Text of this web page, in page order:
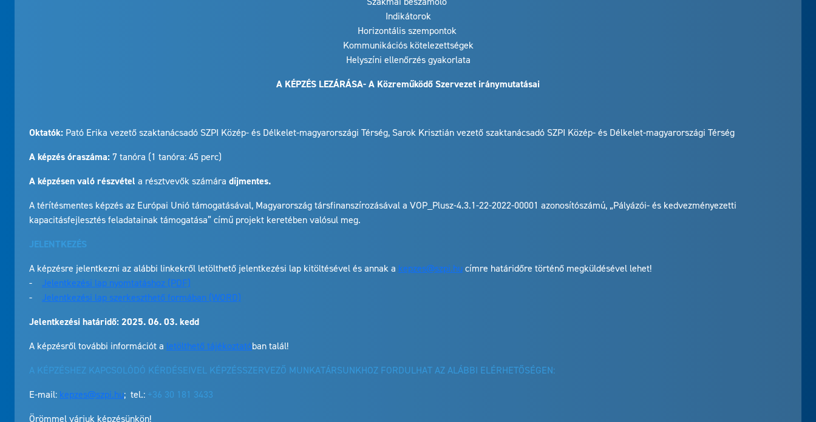
Indikátorok
Horizontális szempontok
Kommunikációs kötelezettségek
Helyszíni ellenőrzés gyakorlata
A KÉPZÉS LEZÁRÁSA- A Közreműködő Szervezet iránymutatásai
Oktatók: Pató Erika vezető szaktanácsadó SZPI Közép- és Délkelet-magyarországi Térség, Sarok Krisztián vezető szaktanácsadó SZPI Közép- és Délkelet-magyarországi Térség
A képzés óraszáma: 7 tanóra (1 tanóra: 45 perc)
A képzésen való részvétel a résztvevők számára díjmentes.
A térítésmentes képzés az Európai Unió támogatásával, Magyarország társfinanszírozásával a VOP_Plusz-4.3.1-22-2022-00001 azonosítószámú, „Pályázói- és kedvezményezetti
kapacitásfejlesztés feladatainak támogatása” című projekt keretében valósul meg.
JELENTKEZÉS
A képzésre jelentkezni az alábbi linkekről letölthető jelentkezési lap kitöltésével és annak a kepzes@szpi.hucímre határidőre történő megküldésével lehet!
- Jelentkezési lap nyomtatáshoz (PDF)
- Jelentkezési lap szerkeszthető formában (WORD)
Jelentkezési határidő: 2025. 06. 03. kedd
A képzésről további információt a letölthető tájékoztatóban talál!
A KÉPZÉSHEZ KAPCSOLÓDÓ KÉRDÉSEIVEL KÉPZÉSSZERVEZŐ MUNKATÁRSUNKHOZ FORDULHAT AZ ALÁBBI ELÉRHETŐSÉGEN:
E-mail: kepzes@szpi.hu; tel.: +36 30 181 3433
Örömmel várjuk képzésünkön!